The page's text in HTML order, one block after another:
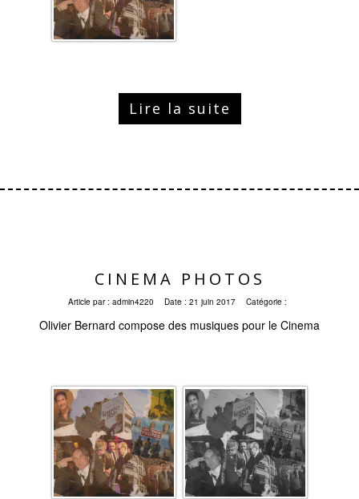
Lire la suite
CINEMA PHOTOS
Article par : admin4220 Date : 21 juin 2017 Catégorie :
Olivier Bernard compose des musiques pour le Cinema